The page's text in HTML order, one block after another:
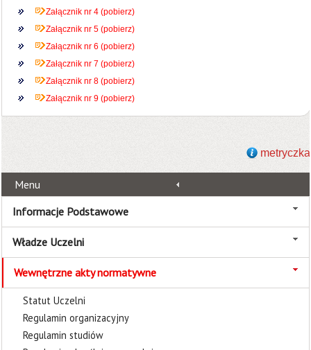
Załącznik nr 4 (pobierz)
Załącznik nr 5 (pobierz)
Załącznik nr 6 (pobierz)
Załącznik nr 7 (pobierz)
Załącznik nr 8 (pobierz)
Załącznik nr 9 (pobierz)
metryczka
Menu
Informacje Podstawowe
Władze Uczelni
Wewnętrzne akty normatywne
Statut Uczelni
Regulamin organizacyjny
Regulamin studiów